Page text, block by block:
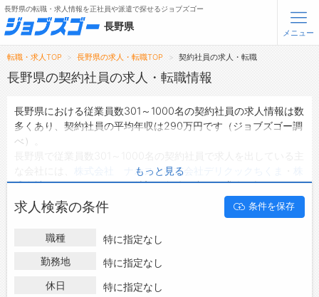
無料会員登録
メニュー
トップ
タップで簡単に求人を探す
【初めての方へ】
長野県の求人検索で選ばれる理由
転職支援サービス
長野県の転職・求人情報を正社員や派遣で探せるジョブズゴー
長野県
メニュー
転職・求人TOP 長野県の求人・転職TOP 契約社員の求人・転職
長野県の契約社員の求人・転職情報
長野県における従業員数301～1000名の契約社員の求人情報は数
多くあり、契約社員の平均年収は290万円です（ジョブズゴー調
べ）。
株式会社 ナオス ・ 株式会社デリクックちくま
式会社PNFなどがあり、ご希望の条件に合った求人を探すことで
きます。
長野県の地域密着型の求人サイトであるジョブズゴーでは長野県
の契約社員として働ける求人情報を317件取り扱っています。
ハローワークにはない求人も多数扱っており、転職だけでなく、
第二新卒から50代・60代以上の方の再就職も可能です。 長野県
る方は、ぜひ興味のある職種に応募してみてくださいね。
もっと見る
求人検索の条件 条件を保存
職種
特に指定なし
勤務地
特に指定なし
休日
特に指定なし